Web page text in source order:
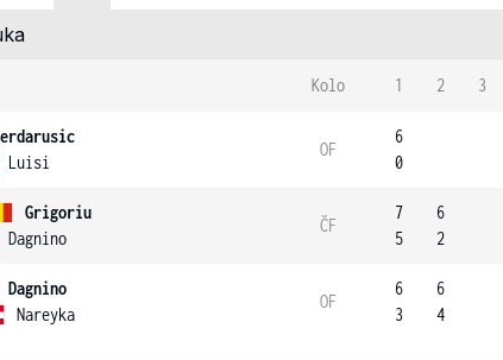
Kolo 1 2 3
Luisi
OF
6
0
Grigoriu
Dagnino
ČF
7
5
6
2
Dagnino
Nareyka
OF
6
3
6
4